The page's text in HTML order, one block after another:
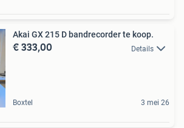
Akai GX 215 D bandrecorder te koop.
€ 333,00 Details
Boxtel 3 mei 26